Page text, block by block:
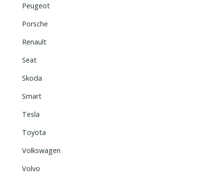
Peugeot
Porsche
Renault
Seat
Skoda
Smart
Tesla
Toyota
Volkswagen
Volvo